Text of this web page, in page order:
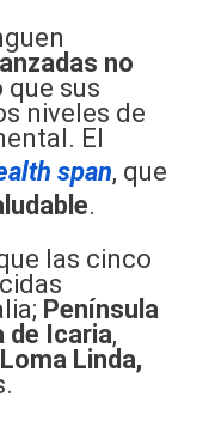
no
que sus
niveles de
El
span, que
.
las cinco
Península
de Icaria,
Loma Linda,